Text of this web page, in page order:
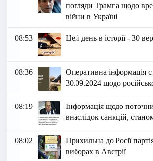
погляди Трампа щодо
війни в Україні
08:53 Цей день в історії - 30
08:36
Оперативна інформація
30.09.2024 щодо
08:19
Інформація щодо
внаслідок санкцій,
08:02
Прихильна до Росії
виборах в Австрії